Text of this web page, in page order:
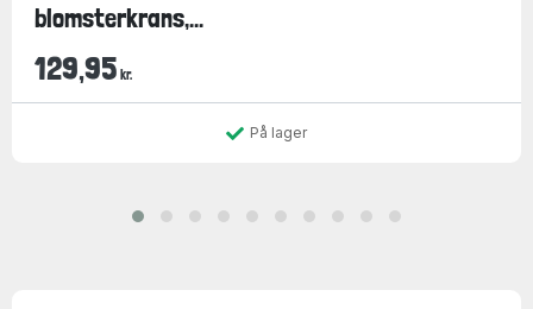
blomsterkrans,...
129,95 kr.
På lager